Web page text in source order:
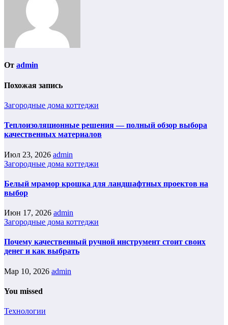
От admin
Похожая запись
Загородные дома коттеджи
Теплоизоляционные решения — полный обзор выбора
качественных материалов
Июл 23, 2026 admin
Загородные дома коттеджи
Белый мрамор крошка для ландшафтных проектов на
выбор
Июн 17, 2026 admin
Загородные дома коттеджи
Почему качественный ручной инструмент стоит своих
денег и как выбрать
Мар 10, 2026 admin
You missed
Технологии